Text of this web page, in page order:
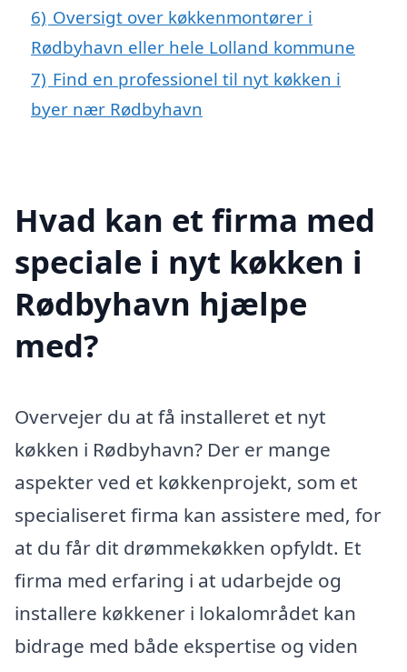
6) Oversigt over køkkenmontører i
Rødbyhavn eller hele Lolland kommune
7) Find en professionel til nyt køkken i
byer nær Rødbyhavn
Hvad kan et firma med
speciale i nyt køkken i
Rødbyhavn hjælpe
med?
Overvejer du at få installeret et nyt
køkken i Rødbyhavn? Der er mange
aspekter ved et køkkenprojekt, som et
specialiseret firma kan assistere med, for
at du får dit drømmekøkken opfyldt. Et
firma med erfaring i at udarbejde og
installere køkkener i lokalområdet kan
bidrage med både ekspertise og viden